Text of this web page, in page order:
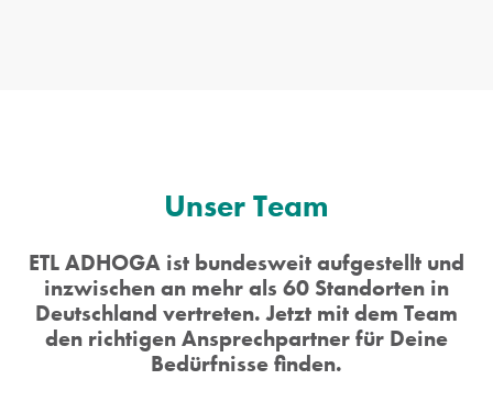
Unser Team
ETL ADHOGA ist bundesweit aufgestellt und
inzwischen an mehr als 60 Standorten in
Deutschland vertreten. Jetzt mit dem Team
den richtigen Ansprechpartner für Deine
Bedürfnisse finden.